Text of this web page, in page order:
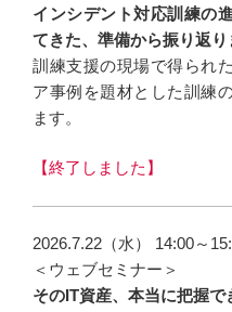
インシデント対応訓練の
てきた、準備から振り返り
訓練支援の現場で得られ
ア事例を題材とした訓練
ます。
【終了しました】
2026.7.22（水） 14:00～
＜ウェブセミナー＞
そのIT資産、本当に把握